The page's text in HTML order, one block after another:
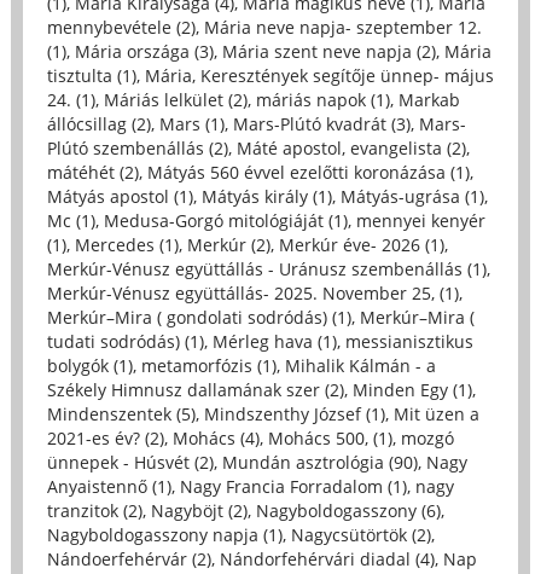
mennybevétele (2), Mária neve napja- szeptember 12.
(1), Mária országa (3), Mária szent neve napja (2), Mária
tisztulta (1), Mária, Keresztények segítője ünnep- május
24. (1), Máriás lelkület (2), máriás napok (1), Markab
állócsillag (2), Mars (1), Mars-Plútó kvadrát (3), Mars-
Plútó szembenállás (2), Máté apostol, evangelista (2),
mátéhét (2), Mátyás 560 évvel ezelőtti koronázása (1),
Mátyás apostol (1), Mátyás király (1), Mátyás-ugrása (1),
Mc (1), Medusa-Gorgó mitológiáját (1), mennyei kenyér
(1), Mercedes (1), Merkúr (2), Merkúr éve- 2026 (1),
Merkúr-Vénusz együttállás - Uránusz szembenállás (1),
Merkúr-Vénusz együttállás- 2025. November 25, (1),
Merkúr–Mira ( gondolati sodródás) (1), Merkúr–Mira (
tudati sodródás) (1), Mérleg hava (1), messianisztikus
bolygók (1), metamorfózis (1), Mihalik Kálmán - a
Székely Himnusz dallamának szer (2), Minden Egy (1),
Mindenszentek (5), Mindszenthy József (1), Mit üzen a
2021-es év? (2), Mohács (4), Mohács 500, (1), mozgó
ünnepek - Húsvét (2), Mundán asztrológia (90), Nagy
Anyaistennő (1), Nagy Francia Forradalom (1), nagy
tranzitok (2), Nagyböjt (2), Nagyboldogasszony (6),
Nagyboldogasszony napja (1), Nagycsütörtök (2),
Nándoerfehérvár (2), Nándorfehérvári diadal (4), Nap